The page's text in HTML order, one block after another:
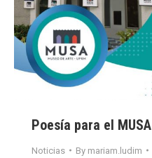
Poesía para el MUSA
Noticias By mariam.ludim